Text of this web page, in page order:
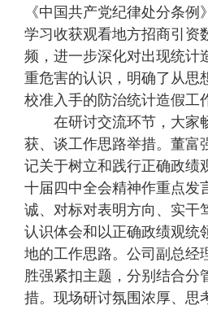
《中国共产党纪律处分条
学习收获观看地方招商引资
频，进一步深化对出现统计
重危害的认识，明确了从思
校准入手的防治统计造假工
在研讨交流环节，大家
获、谈工作思路举措。董富
记关于树立和践行正确政绩
十届四中全会精神作重点发
诚、对标对表明方向、实干
认识体会和以正确政绩观统
地的工作思路。公司副总经
胜强紧扣主题，分别结合分
措。现场研讨氛围浓厚、思